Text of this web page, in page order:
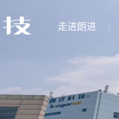
走进朗进